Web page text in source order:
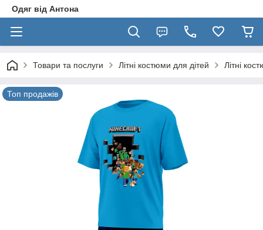
Одяг від Антона
Товари та послуги Літні костюми для дітей Літні
Топ продажів